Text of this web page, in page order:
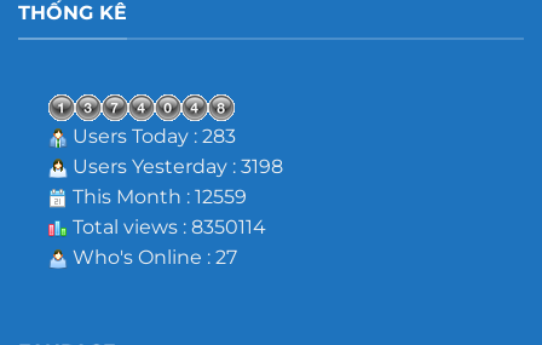
THỐNG KÊ
Users Today : 283
Users Yesterday : 3198
This Month : 12559
Total views : 8350114
Who's Online : 27